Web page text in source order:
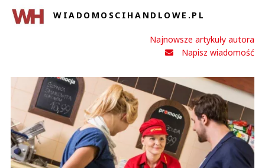
WIADOMOSCIHANDLOWE.PL
Najnowsze artykuły autora
Napisz wiadomość